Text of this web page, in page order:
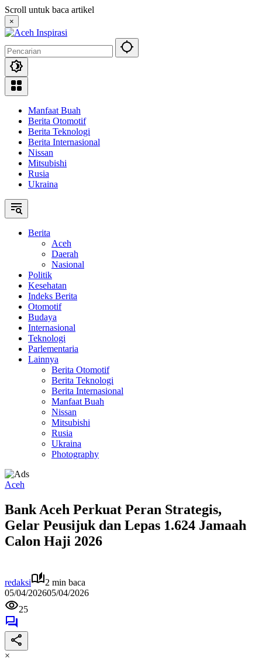
Langsung
ke
konten
Scroll untuk baca artikel
×
Manfaat Buah
Berita Otomotif
Berita Teknologi
Berita Internasional
Nissan
Mitsubishi
Rusia
Ukraina
Berita
Aceh
Daerah
Nasional
Politik
Kesehatan
Indeks Berita
Otomotif
Budaya
Internasional
Teknologi
Parlementaria
Lainnya
Berita Otomotif
Berita Teknologi
Berita Internasional
Manfaat Buah
Nissan
Mitsubishi
Rusia
Ukraina
Photography
Aceh
Bank Aceh Perkuat Peran Strategis,
Gelar Peusijuk dan Lepas 1.624 Jamaah
Calon Haji 2026
redaksi
2 min baca
05/04/202605/04/2026
25
×